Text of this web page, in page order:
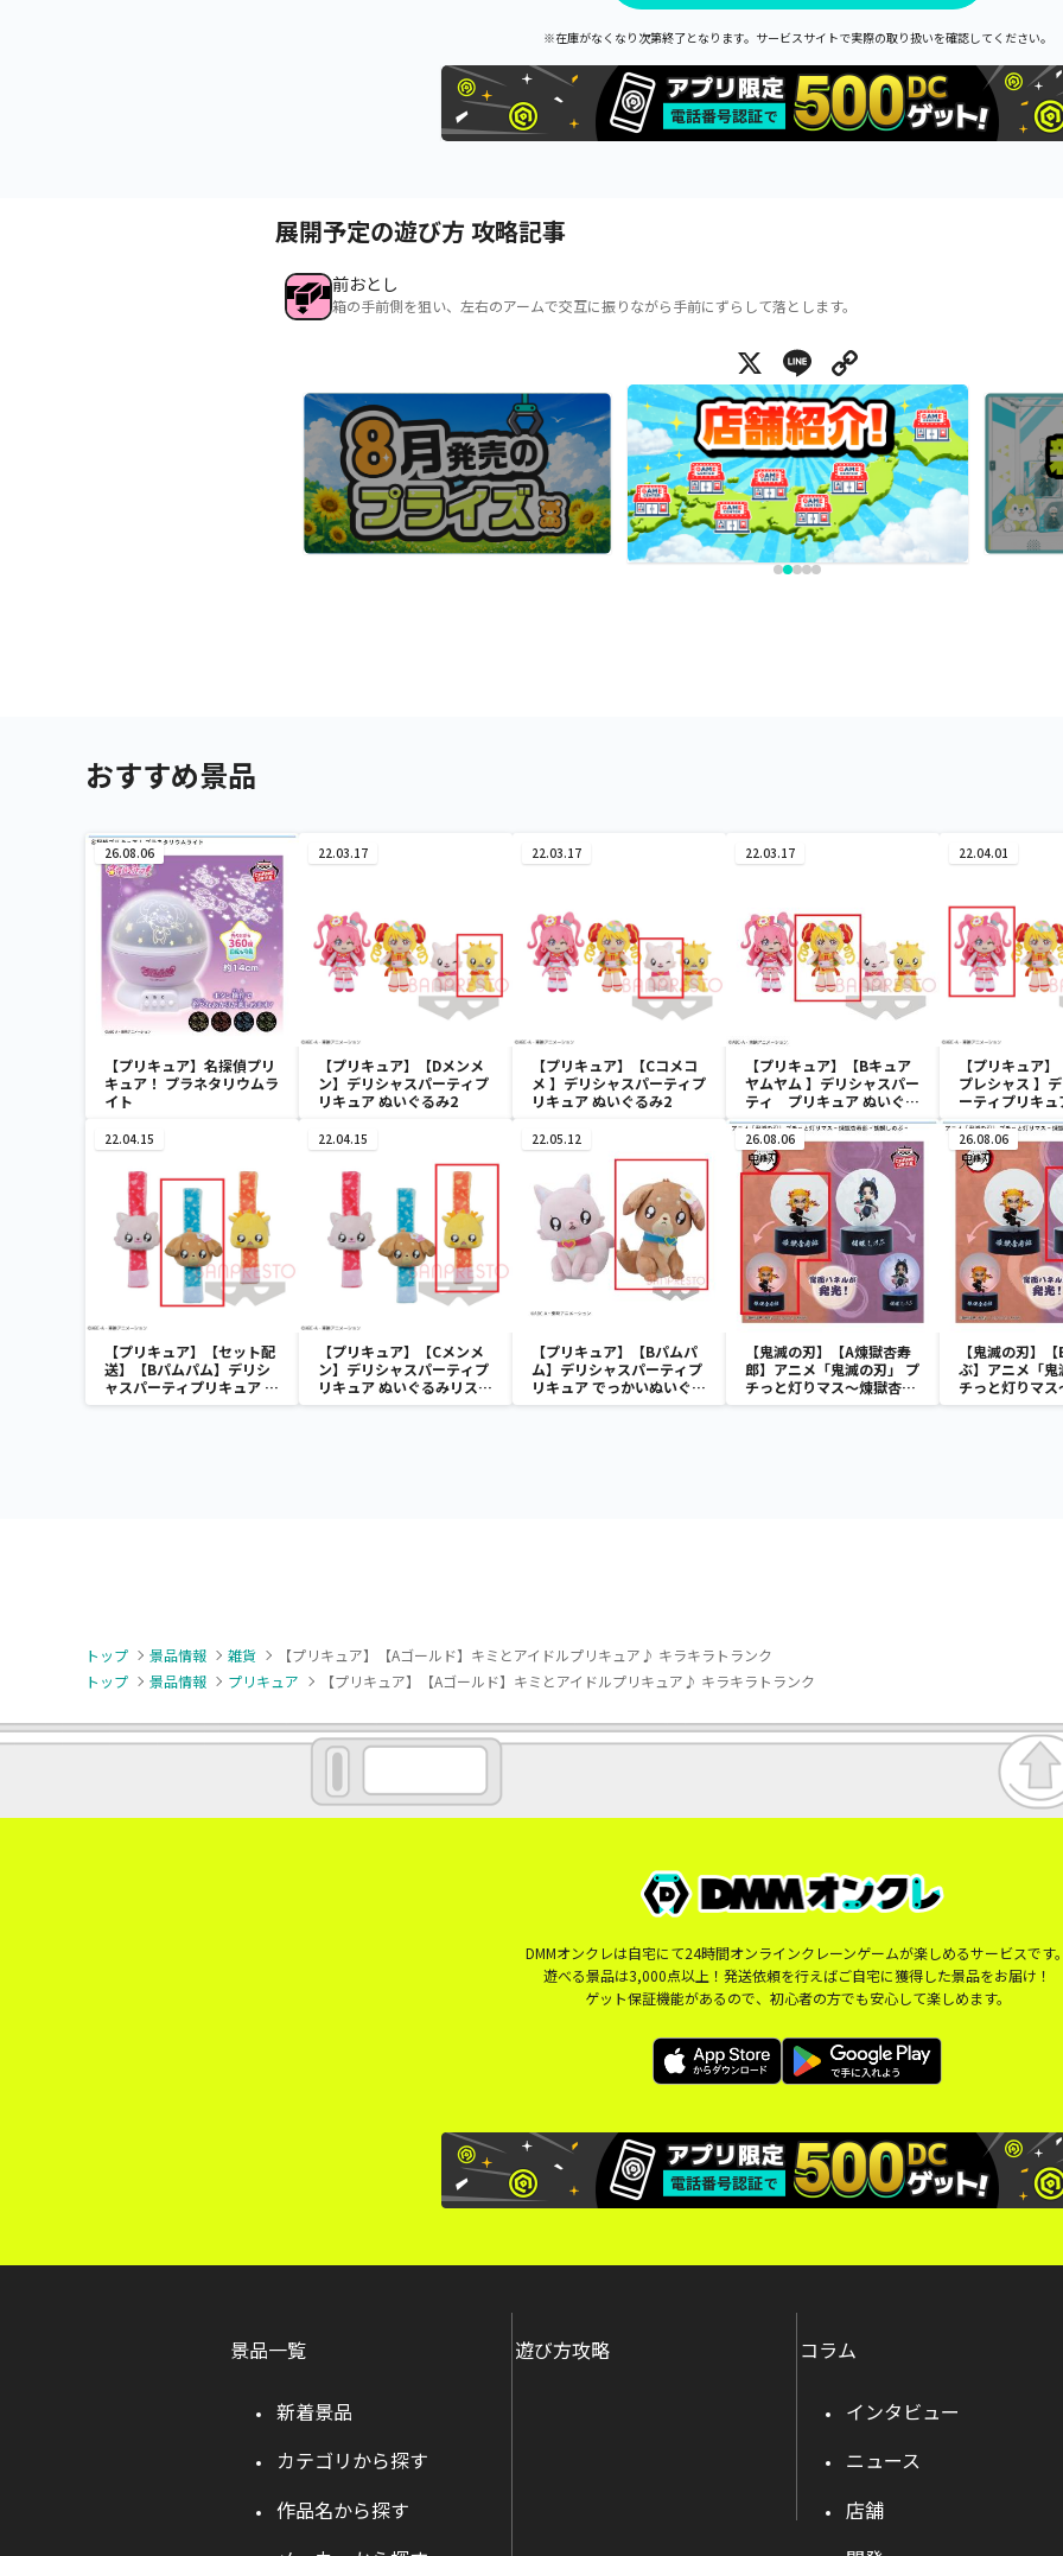
※在庫がなくなり次第終了となります。サービスサイトで実際の取り扱いを確認してください。
展開予定の遊び方 攻略記事
前おとし
箱の手前側を狙い、左右のアームで交互に振りながら手前にずらして落とします。
X Line
おすすめ景品
26.08.06
【プリキュア】名探偵プリ
キュア！ プラネタリウムラ
イト
22.03.17
【プリキュア】【Dメンメ
ン】デリシャスパーティプ
リキュア ぬいぐるみ2
22.03.17
【プリキュア】【Cコメコ
メ 】デリシャスパーティプ
リキュア ぬいぐるみ2
22.03.17
【プリキュア】【Bキュア
ヤムヤム 】デリシャスパー
ティ プリキュア ぬいぐる
み2
22.04.01
【プリキュア
プレシャス 】
ーティプリキ
み2
22.04.15
【プリキュア】【セット配
送】【Bパムパム】デリシ
ャスパーティプリキュア ぬ
いぐるみリストバンド
22.04.15
【プリキュア】【Cメンメ
ン】デリシャスパーティプ
リキュア ぬいぐるみリスト
バンド
22.05.12
【プリキュア】【Bパムパ
ム】デリシャスパーティプ
リキュア でっかいぬいぐる
み１
26.08.06
【鬼滅の刃】【A煉獄杏寿
郎】アニメ「鬼滅の刃」 プ
チっと灯りマス～煉獄杏寿
郎・胡蝶しのぶ～
26.08.06
【鬼滅の刃】
ぶ】アニメ「鬼
チっと灯りマ
郎・胡蝶しのぶ
トップ 景品情報 雑貨
【プリキュア】【Aゴールド】キミとアイドルプリキュア♪ キラキラトランク
トップ
景品情報 プリキュア 【プリキュア】【Aゴールド】キミとアイドルプリキュア♪ キラキラトランク
DMMオンクレは自宅にて24時間オンラインクレーンゲームが楽しめるサービスです
遊べる景品は3,000点以上！発送依頼を行えばご自宅に獲得した景品をお届け！
ゲット保証機能があるので、初心者の方でも安心して楽しめます。
景品一覧
新着景品
カテゴリから探す
作品名から探す
遊び方攻略 コラム
インタビュー
ニュース
店舗